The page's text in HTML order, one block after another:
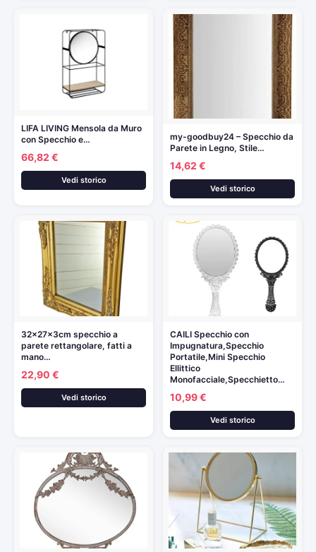
LIFA LIVING Mensola da Muro
con Specchio e…
66,82 €
Vedi storico
my-goodbuy24 – Specchio da
Parete in Legno, Stile…
14,62 €
Vedi storico
32x27x3cm specchio a
parete rettangolare, fatti a
mano…
22,90 €
Vedi storico
CAILI Specchio con
Impugnatura,Specchio
Portatile,Mini Specchio
Ellittico
Monofacciale,Specchietto…
10,99 €
Vedi storico